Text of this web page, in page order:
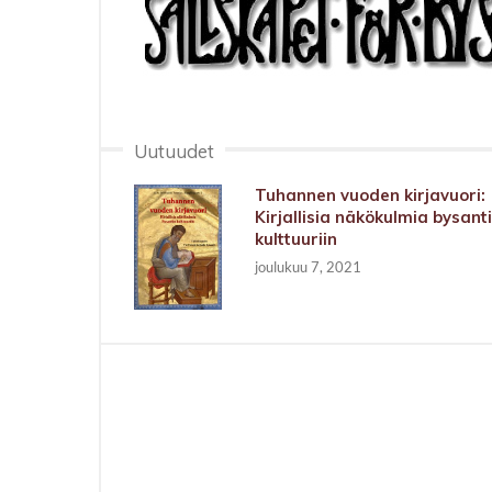
Uutuudet
Tuhannen vuoden kirjavuori:
Kirjallisia näkökulmia
kulttuuriin
joulukuu 7, 2021